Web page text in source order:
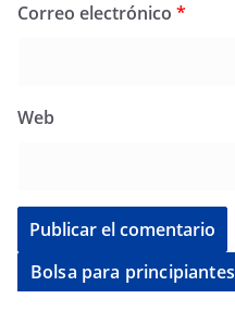
Correo electrónico *
Web
Bolsa para principiantes